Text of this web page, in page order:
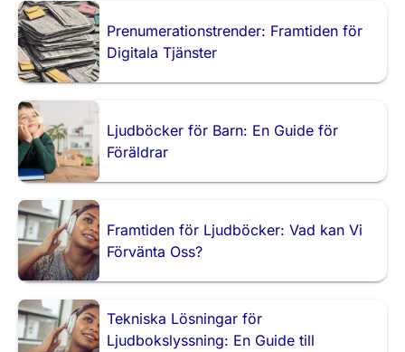
Prenumerationstrender: Framtiden för
Digitala Tjänster
Ljudböcker för Barn: En Guide för
Föräldrar
Framtiden för Ljudböcker: Vad kan Vi
Förvänta Oss?
Tekniska Lösningar för
Ljudbokslyssning: En Guide till